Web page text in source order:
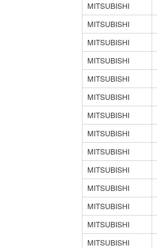
MITSUBISHI
MITSUBISHI
MITSUBISHI
MITSUBISHI
MITSUBISHI
MITSUBISHI
MITSUBISHI
MITSUBISHI
MITSUBISHI
MITSUBISHI
MITSUBISHI
MITSUBISHI
MITSUBISHI
MITSUBISHI